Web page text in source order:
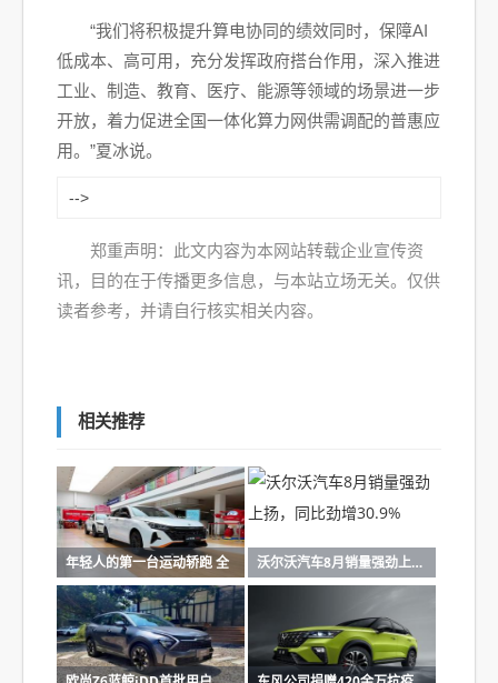
“我们将积极提升算电协同的绩效同时，保障AI
低成本、高可用，充分发挥政府搭台作用，深入推进
工业、制造、教育、医疗、能源等领域的场景进一步
开放，着力促进全国一体化算力网供需调配的普惠应
用。”夏冰说。
-->
郑重声明：此文内容为本网站转载企业宣传资
讯，目的在于传播更多信息，与本站立场无关。仅供
读者参考，并请自行核实相关内容。
相关推荐
年轻人的第一台运动轿跑 全 沃尔沃汽车8月销量强劲上扬